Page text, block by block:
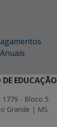
DE EDUCAÇÃO
- Bloco 5
Grande | MS